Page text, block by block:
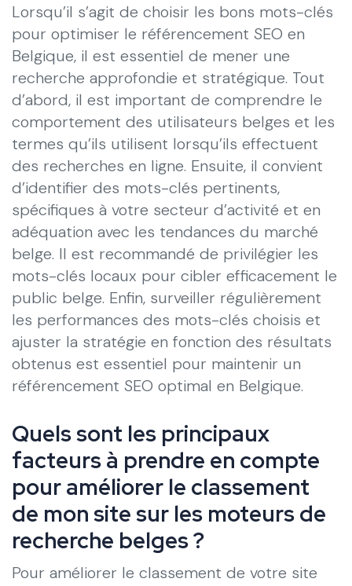
Lorsqu’il s’agit de choisir les bons mots-clés
pour optimiser le référencement SEO en
Belgique, il est essentiel de mener une
recherche approfondie et stratégique. Tout
d’abord, il est important de comprendre le
comportement des utilisateurs belges et les
termes qu’ils utilisent lorsqu’ils effectuent
des recherches en ligne. Ensuite, il convient
d’identifier des mots-clés pertinents,
spécifiques à votre secteur d’activité et en
adéquation avec les tendances du marché
belge. Il est recommandé de privilégier les
mots-clés locaux pour cibler efficacement le
public belge. Enfin, surveiller régulièrement
les performances des mots-clés choisis et
ajuster la stratégie en fonction des résultats
obtenus est essentiel pour maintenir un
référencement SEO optimal en Belgique.
Quels sont les principaux
facteurs à prendre en compte
pour améliorer le classement
de mon site sur les moteurs de
recherche belges ?
Pour améliorer le classement de votre site